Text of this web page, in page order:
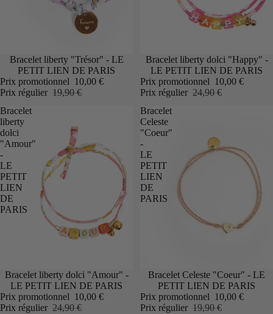
Promotion
Bracelet liberty "Trésor" - LE
PETIT LIEN DE PARIS
Prix promotionnel 10,00 €
Prix régulier 19,90 €
Promotion
Bracelet liberty dolci "Happy" -
LE PETIT LIEN DE PARIS
Prix promotionnel 10,00 €
Prix régulier 24,90 €
Bracelet
liberty
dolci
"Amour"
-
LE
PETIT
LIEN
DE
PARIS
Promotion
Bracelet liberty dolci "Amour" -
LE PETIT LIEN DE PARIS
Prix promotionnel 10,00 €
Prix régulier 24,90 €
Bracelet
Celeste
"Coeur"
-
LE
PETIT
LIEN
DE
PARIS
Promotion
Bracelet Celeste "Coeur" - LE
PETIT LIEN DE PARIS
Prix promotionnel 10,00 €
Prix régulier 19,90 €